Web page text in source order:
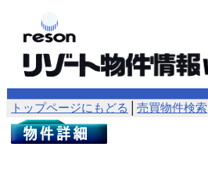
トップページにもどる 売買物件検索